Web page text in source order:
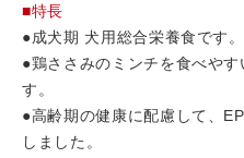
■特長
●成犬期 犬用総合栄養食です。
●鶏ささみのミンチを食べや
す。
●高齢期の健康に配慮して、
しました。